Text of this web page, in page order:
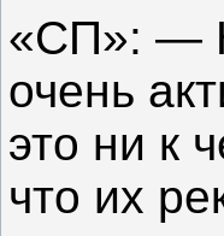
«СП»: —
очень
это ни к
что их